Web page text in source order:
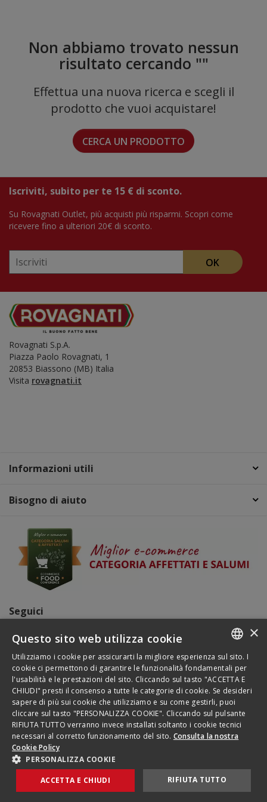
Non abbiamo trovato nessun
risultato cercando ""
Effettua una nuova ricerca e scegli il
prodotto che vuoi acquistare!
CERCA UN PRODOTTO
Iscriviti, subito per te 15 € di sconto.
Su Rovagnati Outlet, più acquisti più risparmi. Scopri come
ricevere fino a ulteriori 20€ di sconto.
OK
Rovagnati S.p.A.
Piazza Paolo Rovagnati, 1
20853 Biassono (MB) Italia
​Visita rovagnati.it
Informazioni utili
Bisogno di aiuto
Seguici
Pagamenti
Condizioni di vendita | Condizioni di uso | Privacy
|
Cookie policy
Rovagnati Outlet è un negozio di proprietà Rovagnati S.p.A., con sede
legale a Biassono (MB) in Piazza Paolo Rovagnati, 1 , P.IVA 00682130968
ed è gestito in ogni effetto operativo da B2X S.r.l. con sede in Roma, Via
Coponia, 8, P.IVA 11020591001, PEC b2x@legalmail.it
ITALIAN
ENGLISH
FRENCH
GERMAN
×
Questo sito web utilizza cookie
Utilizziamo i cookie per assicurarti la migliore esperienza sul sito. I
cookie ci permettono di garantire le funzionalità fondamentali per
l'usabilità e le prestazioni del sito. Cliccando sul tasto "ACCETTA E
CHIUDI" presti il consenso a tutte le categorie di cookie. Se desideri
sapere di più sui cookie che utilizziamo e su come gestirli, puoi
cliccare sul tasto "PERSONALIZZA COOKIE". Cliccando sul pulsante
RIFIUTA TUTTO verranno invece installati soltanto i cookie tecnici
necessari al corretto funzionamento del sito. Consulta la nostra
Cookie Policy
PERSONALIZZA COOKIE
ACCETTA E CHIUDI RIFIUTA TUTTO